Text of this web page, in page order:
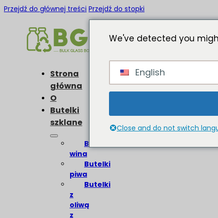
Przejdź do głównej treści Przejdź do stopki
Strona
główna
O
Butelki
szklane
Butelki
wina
Butelki
piwa
Butelki
z
oliwą
z
We've detected you
English
Close and do not switch